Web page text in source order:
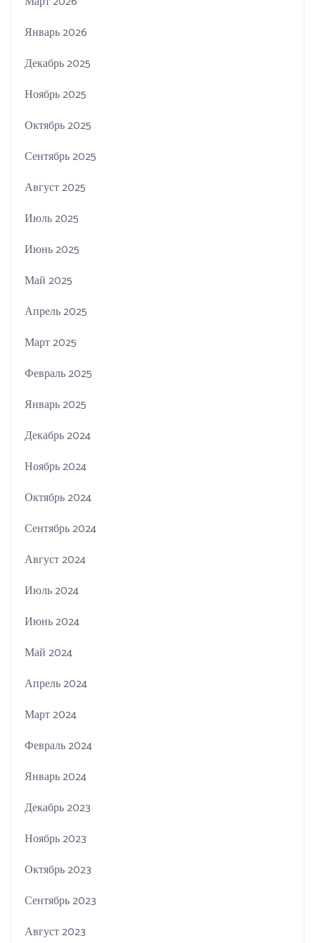
Январь 2026
Декабрь 2025
Ноябрь 2025
Октябрь 2025
Сентябрь 2025
Август 2025
Июль 2025
Июнь 2025
Май 2025
Апрель 2025
Март 2025
Февраль 2025
Январь 2025
Декабрь 2024
Ноябрь 2024
Октябрь 2024
Сентябрь 2024
Август 2024
Июль 2024
Июнь 2024
Май 2024
Апрель 2024
Март 2024
Февраль 2024
Январь 2024
Декабрь 2023
Ноябрь 2023
Октябрь 2023
Сентябрь 2023
Август 2023